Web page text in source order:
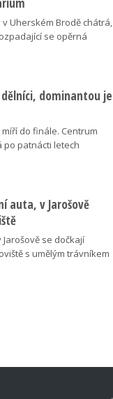
Uherském Brodě chátrá,
se opěrná
dominantou je
do finále. Centrum
po patnácti letech
auta, v Jarošově
se dočkají
s umělým trávníkem